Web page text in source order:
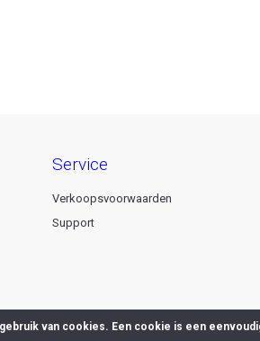
service
Verkoopsvoorwaarden
Support
van cookies. Een cookie is een